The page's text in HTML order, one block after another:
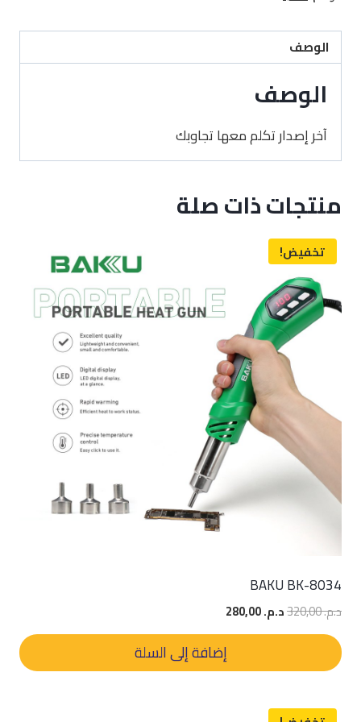
الوصف
الوصف
آخر إصدار تكلم معها تجاوبك
منتجات ذات صلة
تخفيض!
BAKU BK-8034
د.م.320,00
السعر
الأصلي
د.م. 320,00.
د.م.
الحالي
هو:
د.م. 280,00.
إضافة إلى السلة